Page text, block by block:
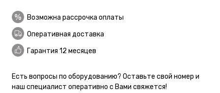
Возможна рассрочка оплаты
Оперативная доставка
Гарантия 12 месяцев
Есть вопросы по оборудованию? Оставьте свой номер и
наш специалист оперативно с Вами свяжется!